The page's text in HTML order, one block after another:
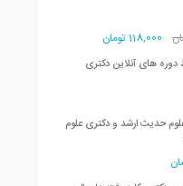
118,000تومان
های آنلاین دکتری
حدیث ارشد و دکتری علوم